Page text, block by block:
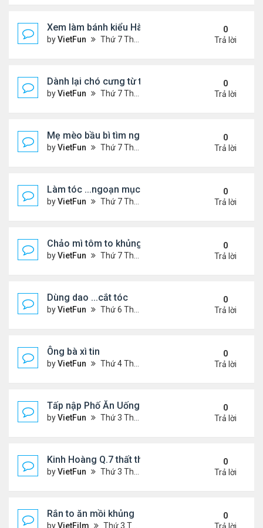
Xem làm bánh kiểu Hàn Quốc
byVietFun Thứ 7 Tháng 10 31, 2020 10:51 am
0
Trả lời
Dành lại chó cưng từ tay ...Kangaroo
byVietFun Thứ 7 Tháng 10 31, 2020 10:49 am
0
Trả lời
Mẹ mèo bầu bì tìm người giúp đẻ
byVietFun Thứ 7 Tháng 10 31, 2020 10:43 am
0
Trả lời
Làm tóc ...ngoạn mục cho bà
byVietFun Thứ 7 Tháng 10 31, 2020 10:37 am
0
Trả lời
Chảo mì tôm to khủng
byVietFun Thứ 7 Tháng 10 31, 2020 10:21 am
0
Trả lời
Dùng dao ...cắt tóc
byVietFun Thứ 6 Tháng 10 23, 2020 3:36 pm
0
Trả lời
Ông bà xì tin
byVietFun Thứ 4 Tháng 10 21, 2020 10:46 pm
0
Trả lời
Tấp nập Phố Ăn Uống Quận 4 Sài Gòn
byVietFun Thứ 3 Tháng 10 20, 2020 5:03 pm
0
Trả lời
Kinh Hoàng Q.7 thất thủ ngập nước
byVietFun Thứ 3 Tháng 10 20, 2020 5:01 pm
0
Trả lời
Rắn to ăn mồi khủng
byVietFilm Thứ 3 Tháng 10 20, 2020 1:39 pm
0